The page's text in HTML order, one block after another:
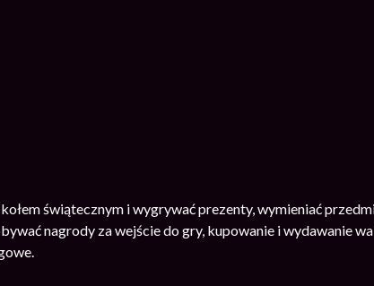
świątecznym i wygrywać prezenty, wymieniać
nagrody za wejście do gry, kupowanie i wydawanie